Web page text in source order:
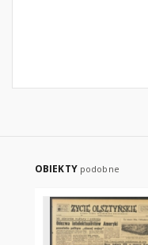
OBIEKTY podobne